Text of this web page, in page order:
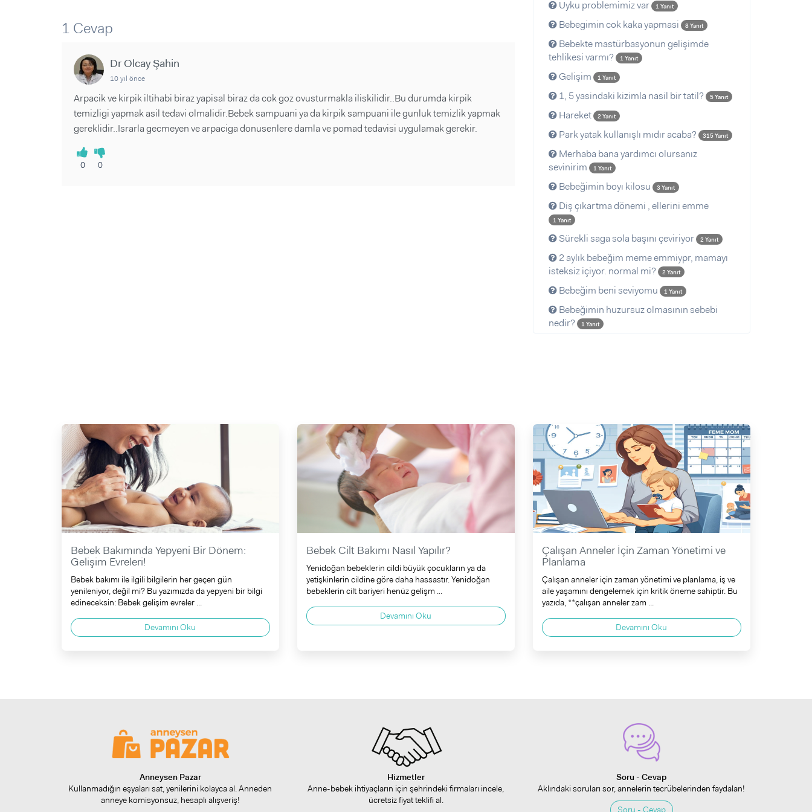
Videolar
1 Cevap
Dr Olcay Şahin
10 yıl önce
Arpacik ve kirpik iltihabi biraz yapisal biraz da cok goz ovusturmakla iliskilidir..Bu durumda kirpik
temizligi yapmak asil tedavi olmalidir.Bebek sampuani ya da kirpik sampuani ile gunluk temizlik yapmak
gereklidir..Israrla gecmeyen ve arpaciga donusenlere damla ve pomad tedavisi uygulamak gerekir.
0 0
Uyku problemimiz var 1 Yanıt
Bebegimin cok kaka yapmasi 8 Yanıt
Bebekte mastürbasyonun gelişimde
tehlikesi varmı?
1 Yanıt
Gelişim 1 Yanıt
1, 5 yasindaki kizimla nasil bir tatil? 5 Yanıt
Hareket 2 Yanıt
Park yatak kullanışlı mıdır acaba? 315 Yanıt
Merhaba bana yardımcı olursanız
sevinirim
1 Yanıt
Bebeğimin boyı kilosu 3 Yanıt
Diş çıkartma dönemi , ellerini emme
1 Yanıt
Sürekli saga sola başını çeviriyor 2 Yanıt
2 aylık bebeğim meme emmiypr, mamayı
isteksiz içiyor. normal mi?
2 Yanıt
Bebeğim beni seviyomu 1 Yanıt
Bebeğimin huzursuz olmasının sebebi
nedir?
1 Yanıt
Bebek Bakımında Yepyeni Bir Dönem:
Gelişim Evreleri!
Bebek bakımı ile ilgili bilgilerin her geçen gün
yenileniyor, değil mi? Bu yazımızda da yepyeni bir bilgi
edineceksin: Bebek gelişim evreler ...
Devamını Oku
Bebek Cilt Bakımı Nasıl Yapılır?
Yenidoğan bebeklerin cildi büyük çocukların ya da
yetişkinlerin cildine göre daha hassastır. Yenidoğan
bebeklerin cilt bariyeri henüz gelişm ...
Devamını Oku
Çalışan Anneler İçin Zaman Yönetimi ve
Planlama
Çalışan anneler için zaman yönetimi ve planlama, iş ve
aile yaşamını dengelemek için kritik öneme sahiptir. Bu
yazıda, **çalışan anneler zam ...
Devamını Oku
Anneysen Pazar
Kullanmadığın eşyaları sat, yenilerini kolayca al. Anneden
anneye komisyonsuz, hesaplı alışveriş!
Hizmetler
Anne-bebek ihtiyaçların için şehrindeki firmaları incele,
ücretsiz fiyat teklifi al.
Soru - Cevap
Aklındaki soruları sor, annelerin tecrübelerinden faydalan!
Soru - Cevap